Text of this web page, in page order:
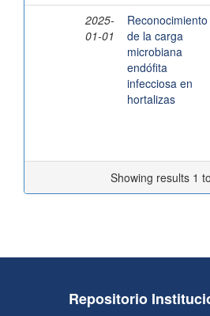
2025-
01-01
Reconocimiento
de la carga
microbiana
endófita
infecciosa en
hortalizas
Showing results 1
Repositorio